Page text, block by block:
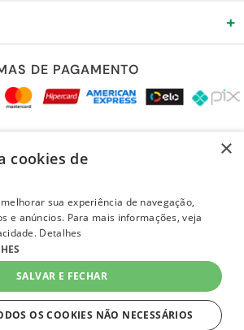
sem juros
+
-
1Unidade=R$ 104,99
+
DE PAGAMENTO
LOJA SEGURA
×
cookies de
sua experiência de navegação,
e anúncios. Para mais informações, veja
Detalhes
SALVAR E FECHAR
OS COOKIES NÃO NECESSÁRIOS